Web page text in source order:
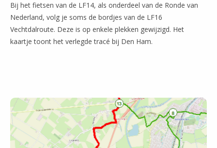
Bij het fietsen van de LF14, als onderdeel van de Ronde van
Nederland, volg je soms de bordjes van de LF16
Vechtdalroute. Deze is op enkele plekken gewijzigd. Het
kaartje toont het verlegde tracé bij Den Ham.